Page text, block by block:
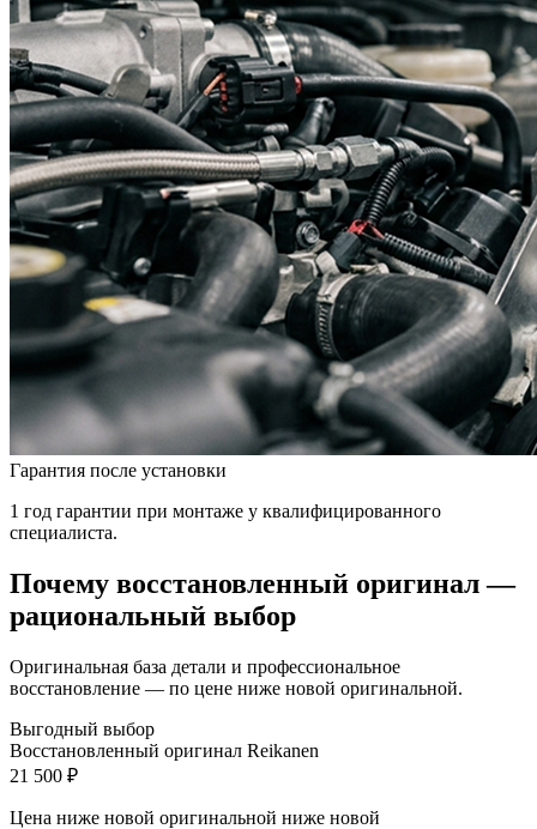
Гарантия после установки
1 год гарантии при монтаже у квалифицированного
специалиста.
Почему восстановленный оригинал —
рациональный выбор
Оригинальная база детали и профессиональное
восстановление — по цене ниже новой оригинальной.
Выгодный выбор
Восстановленный оригинал Reikanen
21 500 ₽
Цена ниже новой оригинальной ниже новой